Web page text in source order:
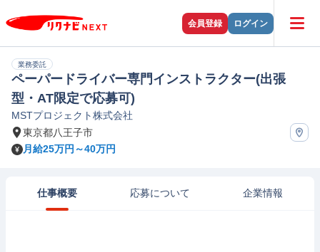
会員登録 ログイン
業務委託
ペーパードライバー専門インストラクター(出張
型・AT限定で応募可)
MSTプロジェクト株式会社
東京都八王子市
月給25万円～40万円
仕事概要 応募について 企業情報